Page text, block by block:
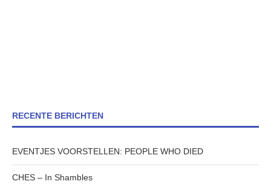
RECENTE BERICHTEN
EVENTJES VOORSTELLEN: PEOPLE WHO DIED
CHES – In Shambles